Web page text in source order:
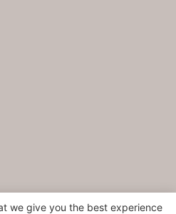
we give you the best experience